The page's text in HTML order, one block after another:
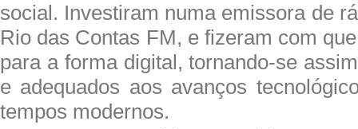
social. Investiram numa emissora de
Rio das Contas FM, e fizeram com
para a forma digital, tornando-se
e adequados aos avanços
tempos modernos.